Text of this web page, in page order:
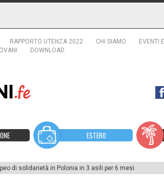
RAPPORTO UTENZA 2022 CHI SIAMO
EVENTI
DOWNLOAD
ESTERO
di solidarietà in Polonia in 3 asili per 6 mesi